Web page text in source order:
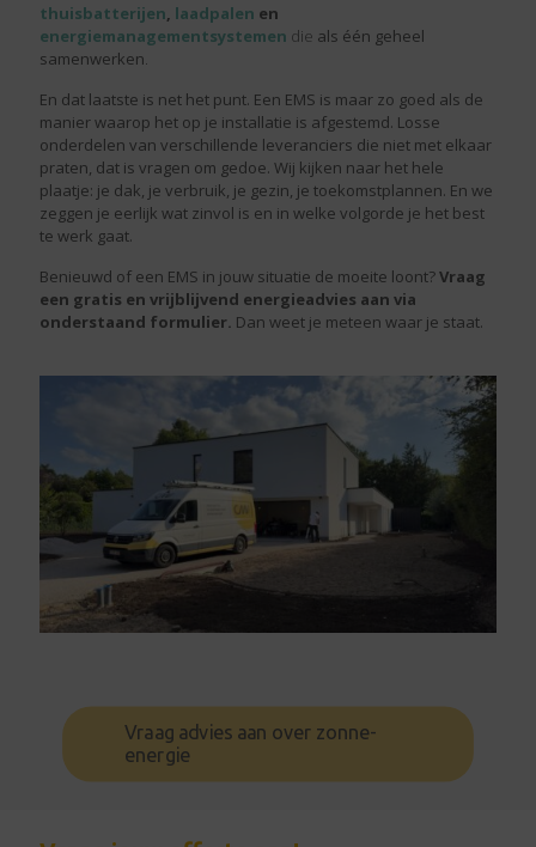
thuisbatterijen, laadpalen en
energiemanagementsystemen die als één geheel
samenwerken.
En dat laatste is net het punt. Een EMS is maar zo goed als de
manier waarop het op je installatie is afgestemd. Losse
onderdelen van verschillende leveranciers die niet met elkaar
praten, dat is vragen om gedoe. Wij kijken naar het hele
plaatje: je dak, je verbruik, je gezin, je toekomstplannen. En we
zeggen je eerlijk wat zinvol is en in welke volgorde je het best
te werk gaat.
Benieuwd of een EMS in jouw situatie de moeite loont?Vraag
een gratis en vrijblijvend energieadvies aan via
onderstaand formulier. Dan weet je meteen waar je staat.
Vraag advies aan over zonne-
energie